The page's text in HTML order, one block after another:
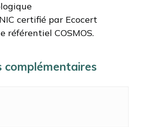
certifié par Ecocert
référentiel COSMOS.